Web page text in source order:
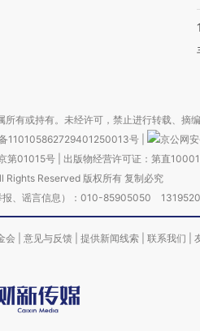
有或持有。未经许可，禁止进行转载、摘
110105862729401250013号
京公网
第01015号| 出版物经营许可证：第直
Rights Reserved 版权所有 复制必究
报、谣言信息）：010-85905050
会 意见与反馈 提供新闻线索 联系我们